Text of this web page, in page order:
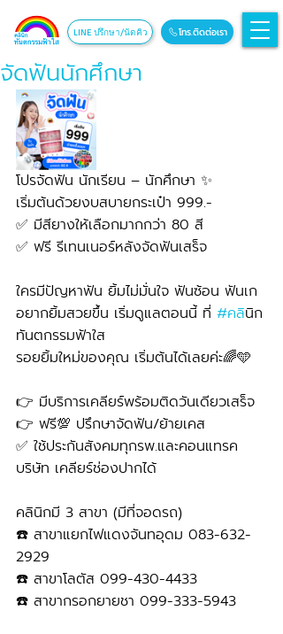
โทร.ติดต่อเรา
LINE ปรึกษา/นัดคิว
จัดฟันนักศึกษา
โปรจัดฟัน นักเรียน – นักศึกษา ✨
เริ่มต้นด้วยงบสบายกระเป๋า 999.-
✅ มีสียางให้เลือกมากกว่า 80 สี
✅ ฟรี รีเทนเนอร์หลังจัดฟันเสร็จ
ใครมีปัญหาฟัน ยิ้มไม่มั่นใจ ฟันซ้อน ฟันเก
อยากยิ้มสวยขึ้น เริ่มดูแลตอนนี้ ที่ #คลินิก
ทันตกรรมฟ้าใส
รอยยิ้มใหม่ของคุณ เริ่มต้นได้เลยค่ะ🌈🩵
👉 มีบริการเคลียร์พร้อมติดวันเดียวเสร็จ
👉 ฟรี💯 ปรึกษาจัดฟัน/ย้ายเคส
✅ ใช้ประกันสังคมทุกรพ.และคอนแทรค
บริษัท เคลียร์ช่องปากได้
คลินิกมี 3 สาขา (มีที่จอดรถ)
☎️ สาขาแยกไฟแดงจันทอุดม 083-632-
2929
☎️ สาขาโลตัส 099-430-4433
☎️ สาขากรอกยายชา 099-333-5943